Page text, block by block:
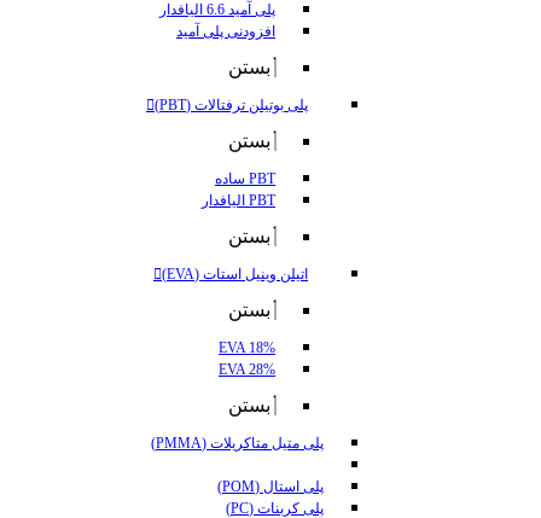
پلی آمید 6.6 الیافدار
افزودنی پلی آمید
بستن
پلی بوتیلن ترفتالات (PBT)
بستن
PBT ساده
PBT الیافدار
بستن
اتیلن وینیل استات (EVA)
بستن
EVA 18%
EVA 28%
بستن
پلی متیل متاکریلات (PMMA)
پلی استال (POM)
پلی کربنات (PC)